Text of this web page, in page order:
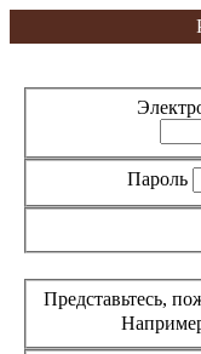
Пароль
Представьтесь,